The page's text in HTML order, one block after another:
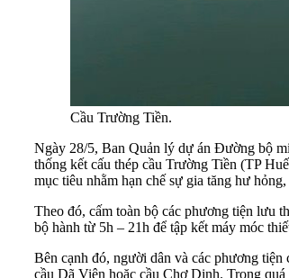
Cầu Trường Tiền.
Ngày 28/5, Ban Quản lý dự án Đường bộ
thống kết cấu thép cầu Trường Tiền (TP
mục tiêu nhằm hạn chế sự gia tăng hư
Theo đó, cấm toàn bộ các phương tiện lưu
bộ hành từ 5h – 21h để tập kết máy móc
Bên cạnh đó, người dân và các phương
cầu Dã Viên hoặc cầu Chợ Dinh. Trong